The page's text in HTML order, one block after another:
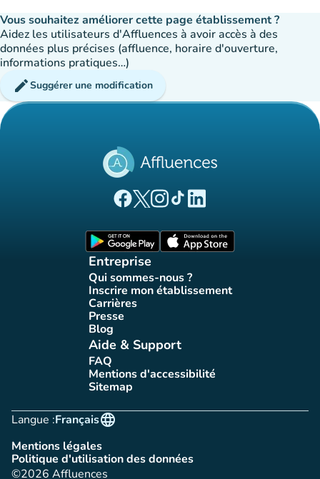
Vous souhaitez améliorer cette page établissement ?
Aidez les utilisateurs d'Affluences à avoir accès à des
données plus précises (affluence, horaire d'ouverture,
informations pratiques…)
editSuggérer une modification
(nouvel onglet)
(nouvel onglet)
(nouvel onglet)
(nouvel onglet)
(nouvel onglet)
Entreprise
Qui sommes-nous ?
(nouvel onglet)
Inscrire mon établissement
(nouvel onglet)
Carrières(nouvel onglet)
Presse(nouvel onglet)
Blog(nouvel onglet)
Aide & Support
FAQ(nouvel onglet)
Mentions d'accessibilité
(nouvel onglet)
Sitemap(nouvel onglet)
Langue :
language
Français
Mentions légales
(nouvel onglet)
Politique d'utilisation des données
(nouvel onglet)
©2026 Affluences